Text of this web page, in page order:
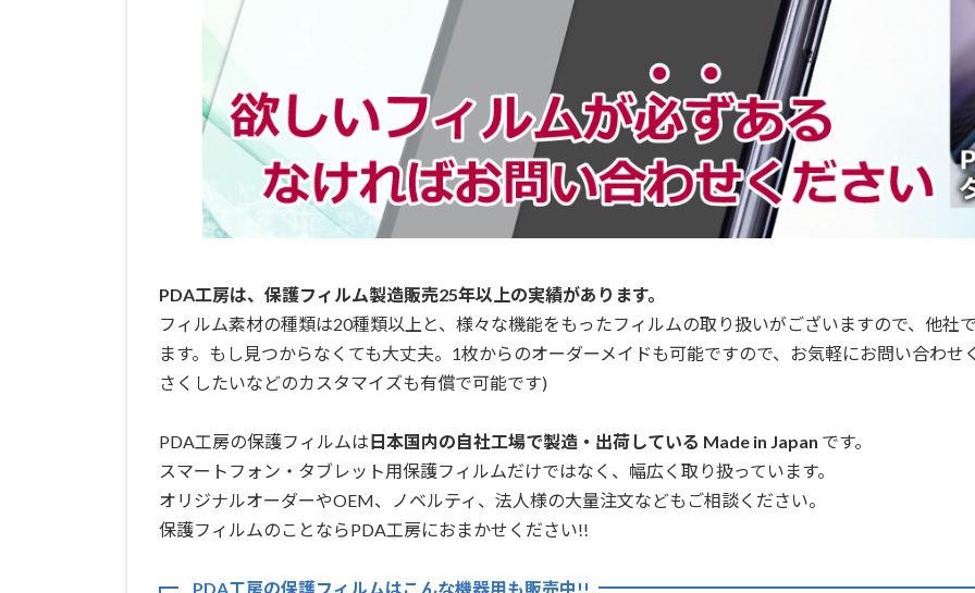
PDA工房は、保護フィルム製造販売25年以上の実績があります。
フィルム素材の種類は20種類以上と、様々な機能をもったフィルムの取り扱いがございますので、他社
ます。もし見つからなくても大丈夫。1枚からのオーダーメイドも可能ですので、お気軽にお問い合わ
さくしたいなどのカスタマイズも有償で可能です)
PDA工房の保護フィルムは 日本国内の自社工場で製造・出荷している Made in Japan です。
スマートフォン・タブレット用保護フィルムだけではなく、幅広く取り扱っています。
オリジナルオーダーやOEM、ノベルティ、法人様の大量注文などもご相談ください。
保護フィルムのことならPDA工房におまかせください!!
PDA工房の保護フィルムはこんな機器用も販売中!!